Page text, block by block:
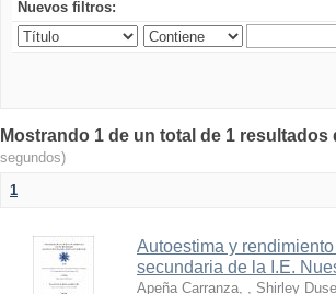
Nuevos filtros:
Mostrando 1 de un total de 1
segundos)
1
Autoestima y
secundaria de la I.E.
Apeña Carranza, , Shirley